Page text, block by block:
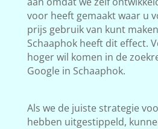
voor heeft gemaakt waar u
prijs gebruik van kunt
Schaaphok heeft dit effect.
hoger wil komen in de
Google in Schaaphok.
Als we de juiste strategie
hebben uitgestippeld,